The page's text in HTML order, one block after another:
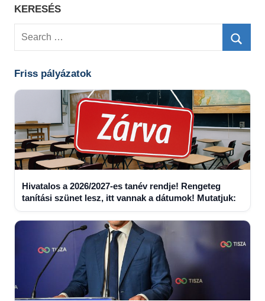
KERESÉS
Search
Friss pályázatok
Hivatalos a 2026/2027-es tanév rendje! Rengeteg
tanítási szünet lesz, itt vannak a dátumok! Mutatjuk: